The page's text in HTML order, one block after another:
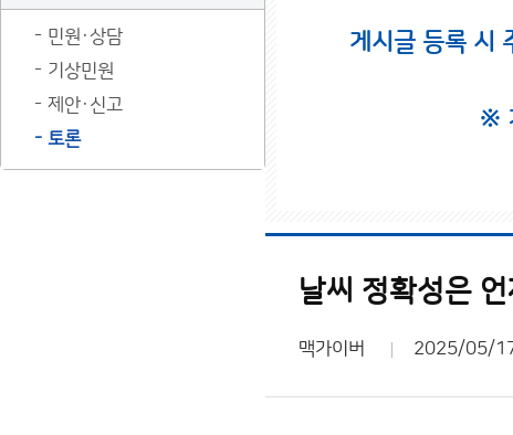
민원·상담
기상민원
제안·신고
토론
게시글 등록 시
※
날씨 정확성은
맥가이버 2025/05/